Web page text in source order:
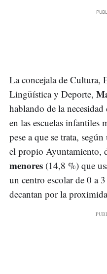
La concejala de Cultura,
Lingüística y Deporte,
hablando de la
en las escuelas infantiles
pese a que se trata, según
el propio Ayuntamiento,
menores (14,8 %) que
un centro escolar de 0 a
decantan por la